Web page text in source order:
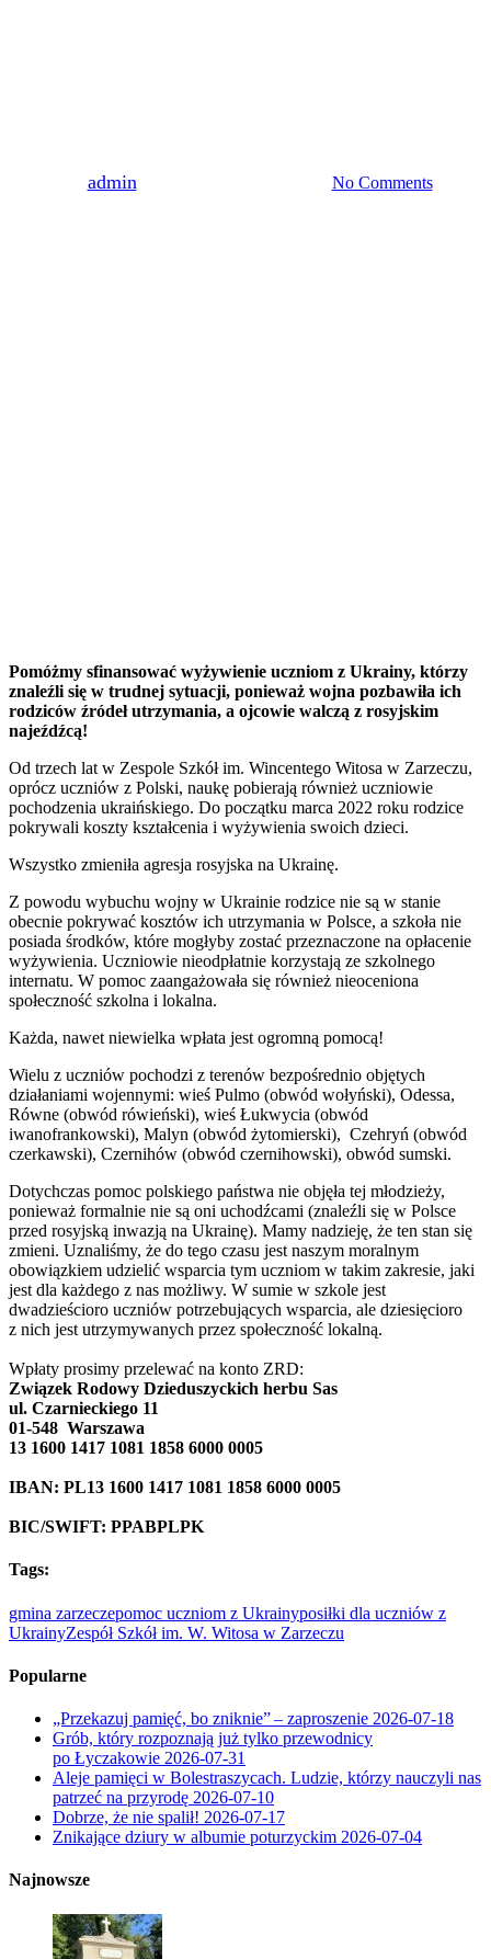
admin No Comments
Pomóżmy sfinansować wyżywienie uczniom z Ukrainy, którzy
znaleźli się w trudnej sytuacji, ponieważ wojna pozbawiła ich
rodziców źródeł utrzymania, a ojcowie walczą z rosyjskim
najeźdźcą!
Od trzech lat w Zespole Szkół im. Wincentego Witosa w Zarzeczu,
oprócz uczniów z Polski, naukę pobierają również uczniowie
pochodzenia ukraińskiego. Do początku marca 2022 roku rodzice
pokrywali koszty kształcenia i wyżywienia swoich dzieci.
Wszystko zmieniła agresja rosyjska na Ukrainę.
Z powodu wybuchu wojny w Ukrainie rodzice nie są w stanie
obecnie pokrywać kosztów ich utrzymania w Polsce, a szkoła nie
posiada środków, które mogłyby zostać przeznaczone na opłacenie
wyżywienia. Uczniowie nieodpłatnie korzystają ze szkolnego
internatu. W pomoc zaangażowała się również nieoceniona
społeczność szkolna i lokalna.
Każda, nawet niewielka wpłata jest ogromną pomocą!
Wielu z uczniów pochodzi z terenów bezpośrednio objętych
działaniami wojennymi: wieś Pulmo (obwód wołyński), Odessa,
Równe (obwód rówieński), wieś Łukwycia (obwód
iwanofrankowski), Malyn (obwód żytomierski), Czehryń (obwód
czerkawski), Czernihów (obwód czernihowski), obwód sumski.
Dotychczas pomoc polskiego państwa nie objęła tej młodzieży,
ponieważ formalnie nie są oni uchodźcami (znaleźli się w Polsce
przed rosyjską inwazją na Ukrainę). Mamy nadzieję, że ten stan się
zmieni. Uznaliśmy, że do tego czasu jest naszym moralnym
obowiązkiem udzielić wsparcia tym uczniom w takim zakresie, jaki
jest dla każdego z nas możliwy. W sumie w szkole jest
dwadzieścioro uczniów potrzebujących wsparcia, ale dziesięcioro
z nich jest utrzymywanych przez społeczność lokalną.
Wpłaty prosimy przelewać na konto ZRD:
Związek Rodowy Dzieduszyckich herbu Sas
ul. Czarnieckiego 11
01-548 Warszawa
13 1600 1417 1081 1858 6000 0005
IBAN: PL13 1600 1417 1081 1858 6000 0005
BIC/SWIFT: PPABPLPK
Tags:
gmina zarzeczepomoc uczniom z Ukrainyposiłki dla uczniów z
UkrainyZespół Szkół im. W. Witosa w Zarzeczu
Popularne
„Przekazuj pamięć, bo zniknie” – zaproszenie 2026-07-18
Grób, który rozpoznają już tylko przewodnicy
po Łyczakowie 2026-07-31
Aleje pamięci w Bolestraszycach. Ludzie, którzy nauczyli nas
patrzeć na przyrodę 2026-07-10
Dobrze, że nie spalił! 2026-07-17
Znikające dziury w albumie poturzyckim 2026-07-04
Najnowsze